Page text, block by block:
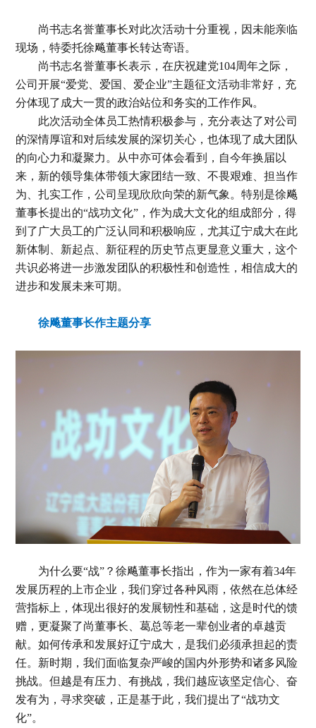
尚书志名誉董事长对此次活动十分重视，因未能亲临
现场，特委托徐飚董事长转达寄语。
尚书志名誉董事长表示，在庆祝建党104周年之际，
公司开展“爱党、爱国、爱企业”主题征文活动非常好，充
分体现了成大一贯的政治站位和务实的工作作风。
此次活动全体员工热情积极参与，充分表达了对公司
的深情厚谊和对后续发展的深切关心，也体现了成大团队
的向心力和凝聚力。从中亦可体会看到，自今年换届以
来，新的领导集体带领大家团结一致、不畏艰难、担当作
为、扎实工作，公司呈现欣欣向荣的新气象。特别是徐飚
董事长提出的“战功文化”，作为成大文化的组成部分，得
到了广大员工的广泛认同和积极响应，尤其辽宁成大在此
新体制、新起点、新征程的历史节点更显意义重大，这个
共识必将进一步激发团队的积极性和创造性，相信成大的
进步和发展未来可期。
徐飚董事长作主题分享
为什么要“战”？徐飚董事长指出，作为一家有着34年
发展历程的上市企业，我们穿过各种风雨，依然在总体经
营指标上，体现出很好的发展韧性和基础，这是时代的馈
赠，更凝聚了尚董事长、葛总等老一辈创业者的卓越贡
献。如何传承和发展好辽宁成大，是我们必须承担起的责
任。新时期，我们面临复杂严峻的国内外形势和诸多风险
挑战。但越是有压力、有挑战，我们越应该坚定信心、奋
发有为，寻求突破，正是基于此，我们提出了“战功文
化”。